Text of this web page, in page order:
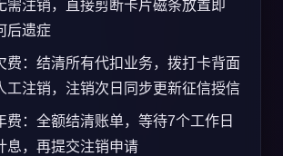
需注销，直接剪断卡片磁条放置即
后遗症
费：结清所有代扣业务，拨打卡背面
工注销，注销次日同步更新征信授信
费：全额结清账单，等待7个工作日
息，再提交注销申请